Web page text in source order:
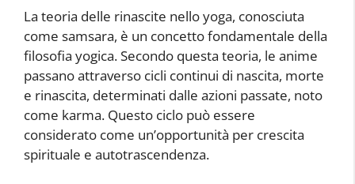
La teoria delle rinascite nello yoga, conosciuta
come samsara, è un concetto fondamentale della
filosofia yogica. Secondo questa teoria, le anime
passano attraverso cicli continui di nascita, morte
e rinascita, determinati dalle azioni passate, noto
come karma. Questo ciclo può essere
considerato come un’opportunità per crescita
spirituale e autotrascendenza.